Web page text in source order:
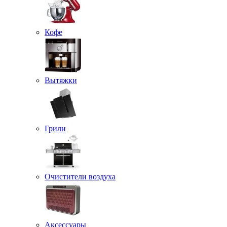
Кофе
Вытяжки
Грили
Очистители воздуха
Аксессуары